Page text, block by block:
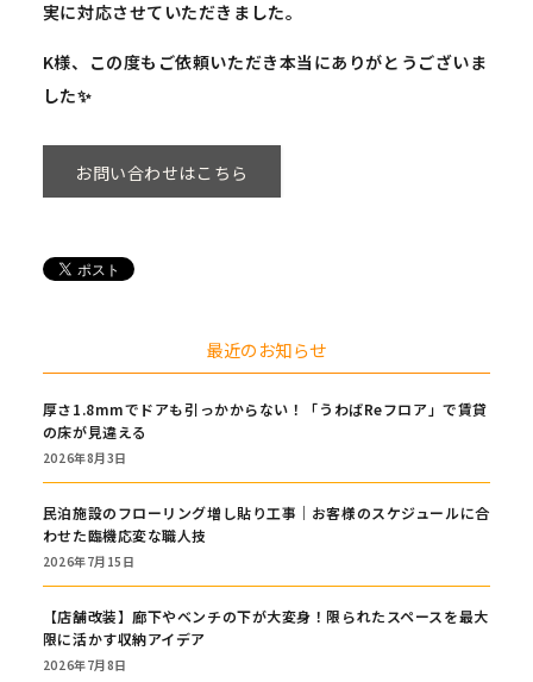
実に対応させていただきました。
K様、この度もご依頼いただき本当にありがとうございま
した✨
お問い合わせはこちら
最近のお知らせ
厚さ1.8mmでドアも引っかからない！「うわばReフロア」で賃貸
の床が見違える
2026年8月3日
民泊施設のフローリング増し貼り工事｜お客様のスケジュールに合
わせた臨機応変な職人技
2026年7月15日
【店舗改装】廊下やベンチの下が大変身！限られたスペースを最大
限に活かす収納アイデア
2026年7月8日